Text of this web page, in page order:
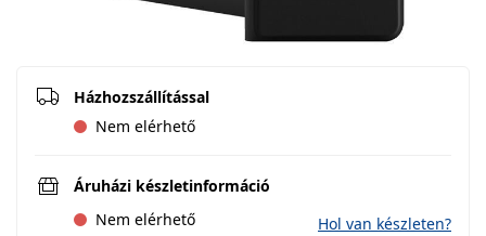
Házhozszállítással
Nem elérhető
Áruházi készletinformáció
Nem elérhető
Hol van készleten?